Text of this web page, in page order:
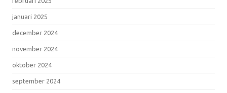
januari 2025
december 2024
november 2024
oktober 2024
september 2024